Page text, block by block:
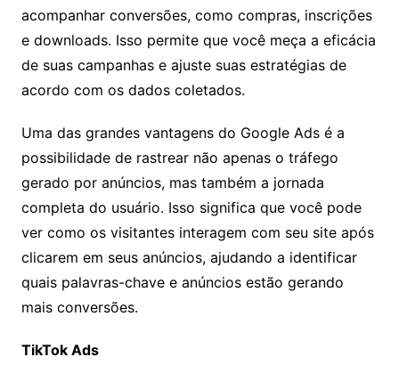
acompanhar conversões, como compras, inscrições
e downloads. Isso permite que você meça a eficácia
de suas campanhas e ajuste suas estratégias de
acordo com os dados coletados.
Uma das grandes vantagens do Google Ads é a
possibilidade de rastrear não apenas o tráfego
gerado por anúncios, mas também a jornada
completa do usuário. Isso significa que você pode
ver como os visitantes interagem com seu site após
clicarem em seus anúncios, ajudando a identificar
quais palavras-chave e anúncios estão gerando
mais conversões.
TikTok Ads